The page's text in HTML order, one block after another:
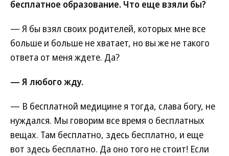
бесплатное образование. Что еще взяли бы?
— Я бы взял своих родителей, которых мне все
больше и больше не хватает, но вы же не такого
ответа от меня ждете. Да?
— Я любого жду.
— В бесплатной медицине я тогда, слава богу, не
нуждался. Мы говорим все время о бесплатных
вещах. Там бесплатно, здесь бесплатно, и еще
вот здесь бесплатно. Да оно того не стоит! Если